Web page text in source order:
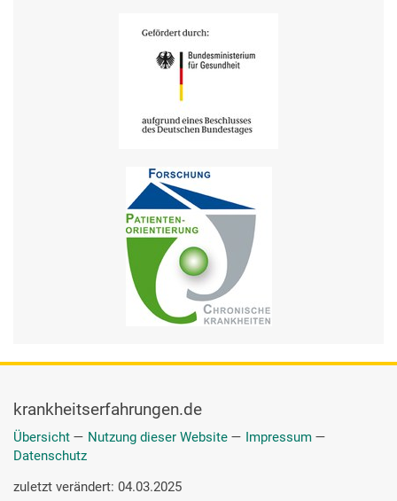
krankheitserfahrungen.de
Übersicht — Nutzung dieser Website — Impressum —
Datenschutz
zuletzt verändert: 04.03.2025